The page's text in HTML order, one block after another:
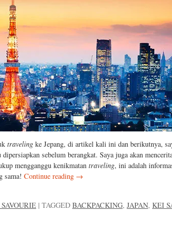
traveling ke Jepang, di artikel kali ini dan berikutnya,
sebelum berangkat. Saya juga akan
mengganggu kenikmatan traveling, ini adalah
sama! Continue reading →
| TAGGED BACKPACKING, JAPAN, KEI